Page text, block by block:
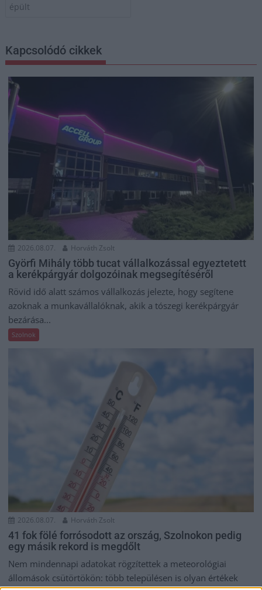
épült
Kapcsolódó cikkek
2026.08.07. Horváth Zsolt
Györfi Mihály több tucat vállalkozással egyeztetett
a kerékpárgyár dolgozóinak megsegítéséről
Rövid idő alatt számos vállalkozás jelezte, hogy segítene
azoknak a munkavállalóknak, akik a tószegi kerékpárgyár
bezárása...
Szolnok
2026.08.07. Horváth Zsolt
41 fok fölé forrósodott az ország, Szolnokon pedig
egy másik rekord is megdőlt
Nem mindennapi adatokat rögzítettek a meteorológiai
állomások csütörtökön: több településen is olyan értékek